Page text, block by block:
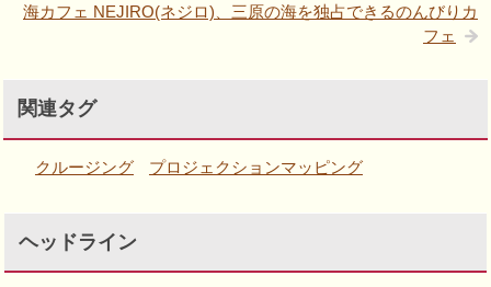
海カフェ NEJIRO(ネジロ)、三原の海を独占できるのんびりカ
フェ
関連タグ
クルージング プロジェクションマッピング
ヘッドライン